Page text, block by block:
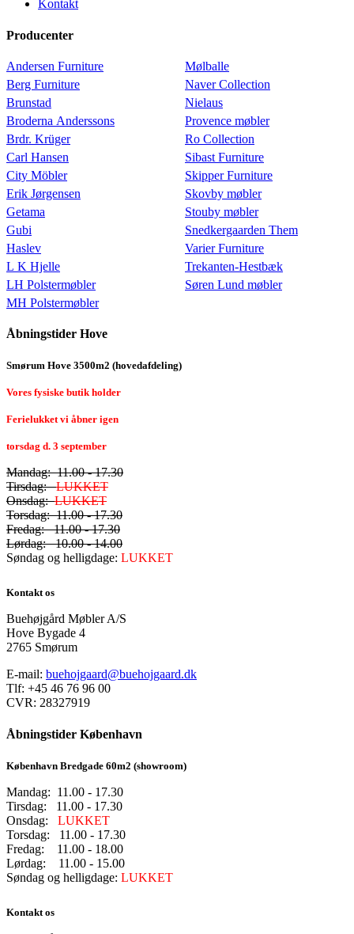
Kontakt
Producenter
Andersen Furniture
Berg Furniture
Brunstad
Broderna Anderssons
Brdr. Krüger
Carl Hansen
City Möbler
Erik Jørgensen
Getama
Gubi
Haslev
L K Hjelle
LH Polstermøbler
MH Polstermøbler
Mølballe
Naver Collection
Nielaus
Provence møbler
Ro Collection
Sibast Furniture
Skipper Furniture
Skovby møbler
Stouby møbler
Snedkergaarden Them
Varier Furniture
Trekanten-Hestbæk
Søren Lund møbler
Åbningstider Hove
Smørum Hove 3500m2 (hovedafdeling)
Vores fysiske butik holder
Ferielukket vi åbner igen
torsdag d. 3 september
Mandag: 11.00 - 17.30
Tirsdag:LUKKET
Onsdag:LUKKET
Torsdag: 11.00 - 17.30
Fredag: 11.00 - 17.30
Lørdag: 10.00 - 14.00
Søndag og helligdage: LUKKET
Kontakt os
Buehøjgård Møbler A/S
Hove Bygade 4
2765 Smørum
E-mail: buehojgaard@buehojgaard.dk
Tlf: +45 46 76 96 00
CVR: 28327919
Åbningstider København
København Bredgade 60m2 (showroom)
Mandag: 11.00 - 17.30
Tirsdag: 11.00 - 17.30
Onsdag: LUKKET
Torsdag: 11.00 - 17.30
Fredag: 11.00 - 18.00
Lørdag: 11.00 - 15.00
Søndag og helligdage: LUKKET
Kontakt os